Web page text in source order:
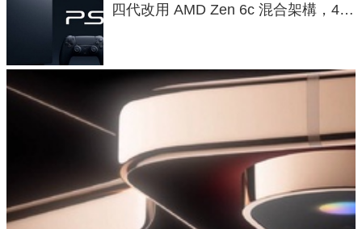
四代改用 AMD Zen 6c 混合架構，4K